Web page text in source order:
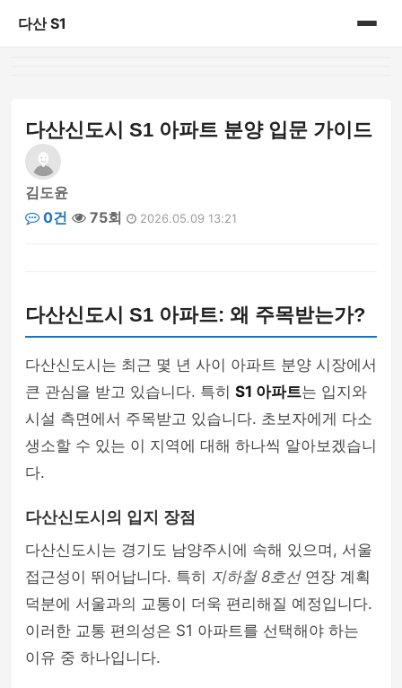
다산 S1
다산신도시 S1 아파트 분양 입문 가이드
김도윤
0건
75회 2026.05.09 13:21
다산신도시 S1 아파트: 왜 주목받는가?
다산신도시는 최근 몇 년 사이 아파트 분양 시장에서
큰 관심을 받고 있습니다. 특히 S1 아파트는 입지와
시설 측면에서 주목받고 있습니다. 초보자에게 다소
생소할 수 있는 이 지역에 대해 하나씩 알아보겠습니
다.
다산신도시의 입지 장점
다산신도시는 경기도 남양주시에 속해 있으며, 서울
접근성이 뛰어납니다. 특히 지하철 8호선연장 계획
덕분에 서울과의 교통이 더욱 편리해질 예정입니다.
이러한 교통 편의성은 S1 아파트를 선택해야 하는
이유 중 하나입니다.